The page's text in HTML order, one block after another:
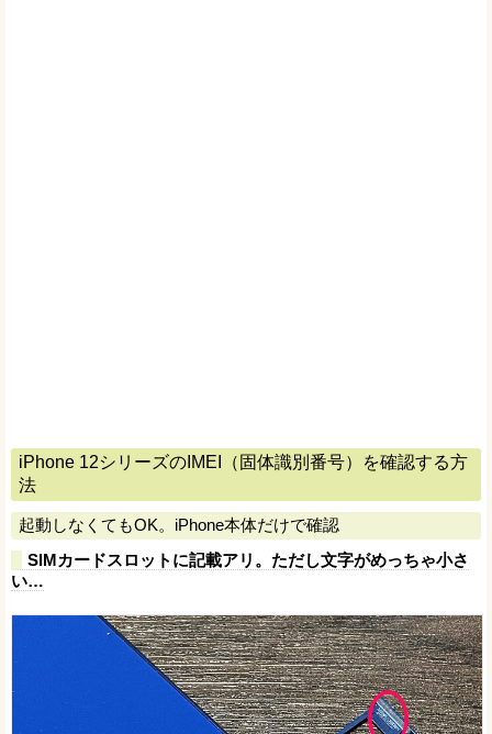
iPhone 12シリーズのIMEI（固体識別番号）を確認する方
法
起動しなくてもOK。iPhone本体だけで確認
SIMカードスロットに記載アリ。ただし文字がめっちゃ小さ
い…